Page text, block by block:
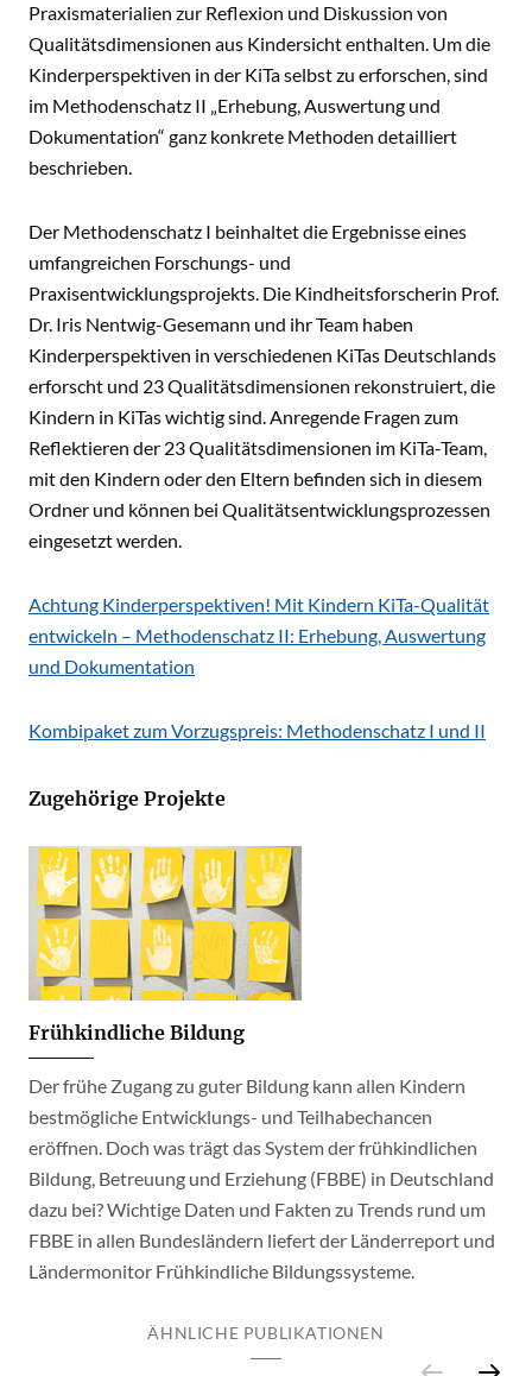
Praxismaterialien zur Reflexion und Diskussion von
Qualitätsdimensionen aus Kindersicht enthalten. Um die
Kinderperspektiven in der KiTa selbst zu erforschen, sind
im Methodenschatz II „Erhebung, Auswertung und
Dokumentation“ ganz konkrete Methoden detailliert
beschrieben.
Der Methodenschatz I beinhaltet die Ergebnisse eines
umfangreichen Forschungs- und
Praxisentwicklungsprojekts. Die Kindheitsforscherin Prof.
Dr. Iris Nentwig-Gesemann und ihr Team haben
Kinderperspektiven in verschiedenen KiTas Deutschlands
erforscht und 23 Qualitätsdimensionen rekonstruiert, die
Kindern in KiTas wichtig sind. Anregende Fragen zum
Reflektieren der 23 Qualitätsdimensionen im KiTa-Team,
mit den Kindern oder den Eltern befinden sich in diesem
Ordner und können bei Qualitätsentwicklungsprozessen
eingesetzt werden.
Achtung Kinderperspektiven! Mit Kindern KiTa-Qualität
entwickeln – Methodenschatz II: Erhebung, Auswertung
und Dokumentation
Kombipaket zum Vorzugspreis: Methodenschatz I und II
Zugehörige Projekte
Frühkindliche Bildung
Der frühe Zugang zu guter Bildung kann allen Kindern
bestmögliche Entwicklungs- und Teilhabechancen
eröffnen. Doch was trägt das System der frühkindlichen
Bildung, Betreuung und Erziehung (FBBE) in Deutschland
dazu bei? Wichtige Daten und Fakten zu Trends rund um
FBBE in allen Bundesländern liefert der Länderreport und
Ländermonitor Frühkindliche Bildungssysteme.
ÄHNLICHE PUBLIKATIONEN